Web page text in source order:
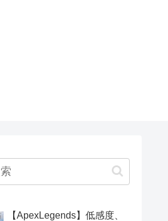
【ApexLegends】低感度、